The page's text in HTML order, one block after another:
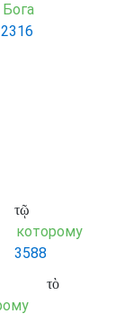
Бога
2316
τῷ
которому
3588
τὸ